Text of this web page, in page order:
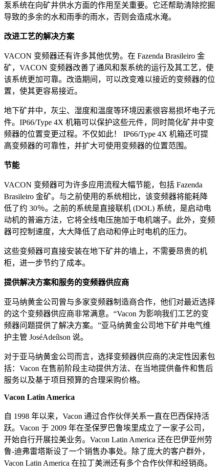
泵系统在向矿井供水方面的作用至关重要。它还帮助清除挖掘
导致的多余的水和雨季的雨水，否则会造成水淹。
改进工艺的解决方案
VACON 变频器还有许多其他优势。在 Fazenda Brasileiro 金
矿，VACON 变频器改善了通风和泵系统的运行及其工艺，使
该系统更加可靠。改造期间，可以改变难以接近的变频器的位
置，使其更容易接近。
地下矿井中，灰尘、湿度和温度等环境因素很容易损坏电子元
件。IP66/Type 4X 机箱可以保护这些元件，同时简化矿井中变
频器的位置变更过程。不仅如此！ IP66/Type 4X 机箱还可提
高变频器的可靠性，并扩大可使用变频器的位置范围。
节能
VACON 变频器可为许多应用流程大幅节能，包括 Fazenda
Brasileiro 金矿。与之前使用的系统相比，该变频器将能耗降
低了约 30％。之前的系统是直接联机 (DOL) 系统，是启动电
动机的普遍方法，它将全线电压施加于电机端子。此外，变频
器可控制速度，大大降低了启动和停止时电机的压力。
这些变频器可直接安装在地下矿井的墙上，不需要昂贵的机
柜，进一步节约了成本。
提供解决方案和服务的变频器供应商
亚马纳黄金公司曾与多家变频器制造商合作，他们对最近选择
的这个变频器供应商非常满意。“Vacon 为影响我们工艺的变
频器问题提供了解决方案。”亚马纳黄金公司地下矿井电气维
护主管 JoséAdeílson 说。
对于亚马纳黄金公司而言，选择变频器供应商的决定性因素包
括：Vacon 在售前阶段主动提供方法、在当地提供备件和售后
服务以及基于项目预算的合理采购价格。
Vacon Latin America
自 1998 年以来，Vacon 通过合作伙伴关系一直在巴西保持活
跃。Vacon 于 2009 年在圣保罗巴鲁埃里成立了一家子公司，
开始自行开展拉美业务。Vacon Latin America 还在巴伊亚州劳
鲁-迪弗雷塔斯设了一个销售办事处。除了庞大的客户群外，
Vacon Latin America 在拉丁美洲还有多个合作伙伴和经销商。